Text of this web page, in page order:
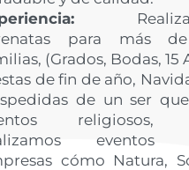
para más
(Grados, Bodas, 15
de fin de año,
de un ser
religiosos,
eventos
cómo Natura,